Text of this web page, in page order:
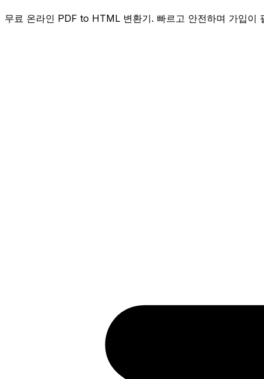
무료 온라인 PDF to HTML 변환기. 빠르고 안전하며 가입이